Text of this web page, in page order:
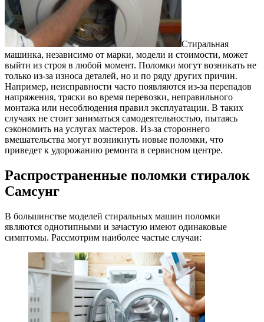
Стиральная
машинка, независимо от марки, модели и стоимости, может
выйти из строя в любой момент. Поломки могут возникать не
только из-за износа деталей, но и по ряду других причин.
Например, неисправности часто появляются из-за перепадов
напряжения, тряски во время перевозки, неправильного
монтажа или несоблюдения правил эксплуатации. В таких
случаях не стоит заниматься самодеятельностью, пытаясь
сэкономить на услугах мастеров. Из-за стороннего
вмешательства могут возникнуть новые поломки, что
приведет к удорожанию ремонта в сервисном центре.
Распространенные поломки стиралок
Самсунг
В большинстве моделей стиральных машин поломки
являются однотипными и зачастую имеют одинаковые
симптомы. Рассмотрим наиболее частые случаи: